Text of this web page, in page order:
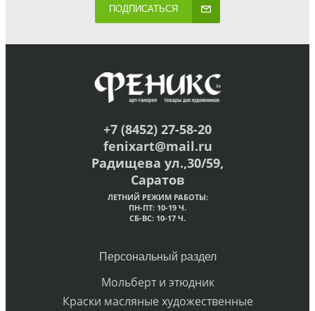
ПОДПИСАТЬСЯ
+7 (8452) 27-58-20
fenixart@mail.ru
Радищева ул.,30/59,
Саратов
ЛЕТНИЙ РЕЖИМ РАБОТЫ:
ПН-ПТ: 10-19 Ч.
СБ-ВС: 10-17 Ч.
Персональный раздел
Мольберт и этюдник
Краски масляные художественные